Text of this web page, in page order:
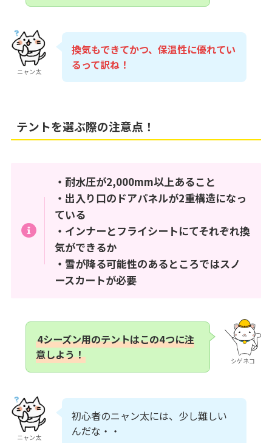
ニャン太
換気もできてかつ、保温性に優れてい
るって訳ね！
テントを選ぶ際の注意点！
・耐水圧が2,000mm以上あること
・出入り口のドアパネルが2重構造になっ
ている
・インナーとフライシートにてそれぞれ換
気ができるか
・雪が降る可能性のあるところではスノ
ースカートが必要
シゲネコ
4シーズン用のテントはこの4つに注
意しよう！
ニャン太
初心者のニャン太には、少し難しい
んだな・・